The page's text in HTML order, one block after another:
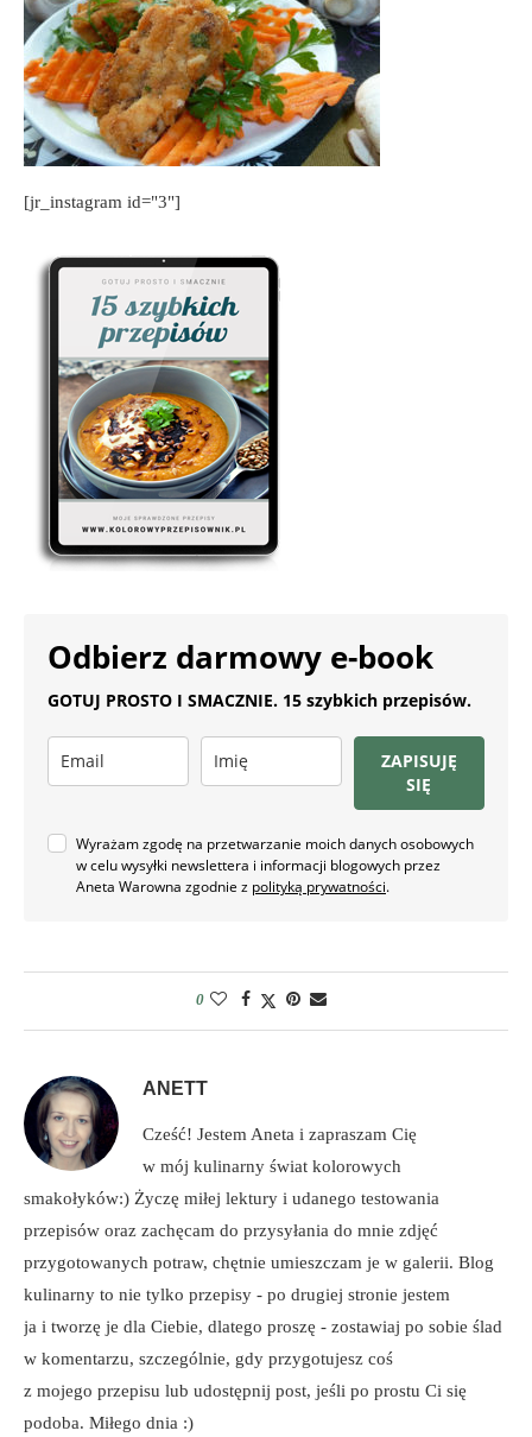
[jr_instagram id="3"]
Odbierz darmowy e-book
GOTUJ PROSTO I SMACZNIE. 15 szybkich przepisów.
ZAPISUJĘ
SIĘ
Wyrażam zgodę na przetwarzanie moich danych osobowych
w celu wysyłki newslettera i informacji blogowych przez
Aneta Warowna zgodnie z polityką prywatności.
0
ANETT
Cześć! Jestem Aneta i zapraszam Cię
w mój kulinarny świat kolorowych
smakołyków:) Życzę miłej lektury i udanego testowania
przepisów oraz zachęcam do przysyłania do mnie zdjęć
przygotowanych potraw, chętnie umieszczam je w galerii. Blog
kulinarny to nie tylko przepisy - po drugiej stronie jestem
ja i tworzę je dla Ciebie, dlatego proszę - zostawiaj po sobie ślad
w komentarzu, szczególnie, gdy przygotujesz coś
z mojego przepisu lub udostępnij post, jeśli po prostu Ci się
podoba. Miłego dnia :)